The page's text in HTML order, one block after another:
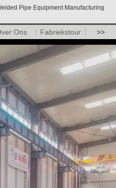
Pipe Equipment Manufacturing
Ons Fabriekstour >>